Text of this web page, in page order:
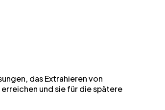
das Extrahieren von
und sie für die spätere